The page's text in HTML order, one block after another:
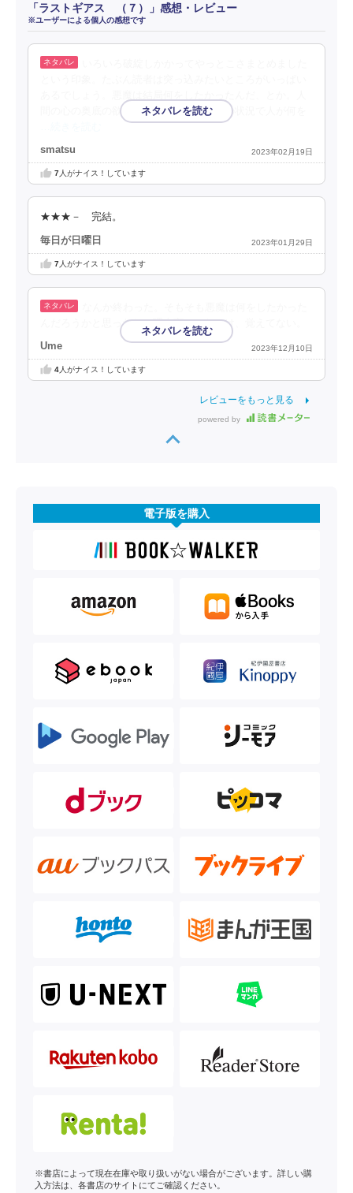
「ラストギアス （７）」感想・レビュー
※ユーザーによる個人の感想です
間の心の奥底の欲望を観たいのか？究極の状況で人が何を
smatsu 2023年02月19日
7人がナイス！しています
★★★－ 完結。
毎日が日曜日 2023年01月29日
7人がナイス！しています
んだろうかと思ったり。理由言ってたっけ、覚えてない。
Ume 2023年12月10日
4人がナイス！しています
レビューをもっと見る
powered by
電子版を購入
※書店によって現在在庫や取り扱いがない場合がございます。詳しい購
入方法は、各書店のサイトにてご確認ください。